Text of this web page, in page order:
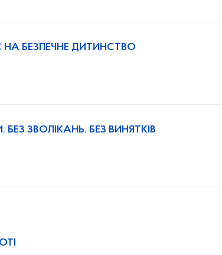
БЕЗПЕЧНЕ ДИТИНСТВО
ЗВОЛІКАНЬ. БЕЗ ВИНЯТКІВ